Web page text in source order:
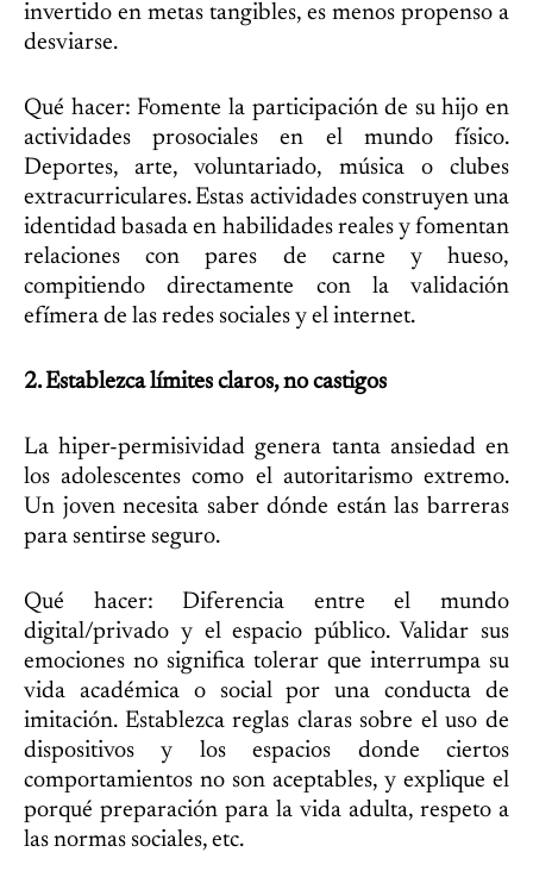
invertido en metas tangibles, es menos propenso a
desviarse.
Qué hacer: Fomente la participación de su hijo en
actividades prosociales en el mundo físico.
Deportes, arte, voluntariado, música o clubes
extracurriculares. Estas actividades construyen una
identidad basada en habilidades reales y fomentan
relaciones con pares de carne y hueso,
compitiendo directamente con la validación
efímera de las redes sociales y el internet.
2. Establezca límites claros, no castigos
La hiper-permisividad genera tanta ansiedad en
los adolescentes como el autoritarismo extremo.
Un joven necesita saber dónde están las barreras
para sentirse seguro.
Qué hacer: Diferencia entre el mundo
digital/privado y el espacio público. Validar sus
emociones no significa tolerar que interrumpa su
vida académica o social por una conducta de
imitación. Establezca reglas claras sobre el uso de
dispositivos y los espacios donde ciertos
comportamientos no son aceptables, y explique el
porqué preparación para la vida adulta, respeto a
las normas sociales, etc.